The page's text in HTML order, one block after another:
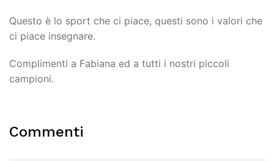
Questo è lo sport che ci piace, questi sono i valori che
ci piace insegnare.
Complimenti a Fabiana ed a tutti i nostri piccoli
campioni.
Commenti